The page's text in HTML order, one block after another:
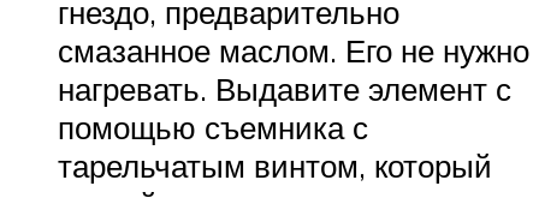
гнездо, предварительно
смазанное маслом. Его не нужно
нагревать. Выдавите элемент с
помощью съемника с
тарельчатым винтом, который